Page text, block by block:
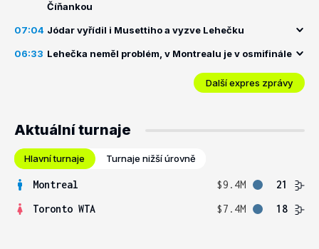
Číňankou
07:04 Jódar vyřídil i Musettiho a vyzve Lehečku
06:33 Lehečka neměl problém, v Montrealu je v osmifinále
Další expres zprávy
Aktuální turnaje
Hlavní turnaje Turnaje nižší úrovně
Montreal $9.4M
21
Toronto WTA
$7.4M 18